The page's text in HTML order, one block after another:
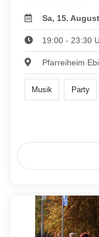
Sa, 15.
19:00 - 23:30
Pfarreiheim
Musik Party